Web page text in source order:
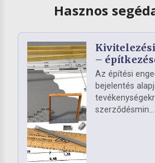
Hasznos
–
Az építési
bejelentés
szerződésmin...